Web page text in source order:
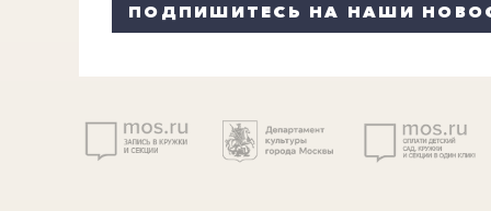
ПОДПИШИТЕСЬ НА НАШИ